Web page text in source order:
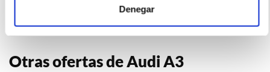
Denegar
Otras ofertas de Audi A3